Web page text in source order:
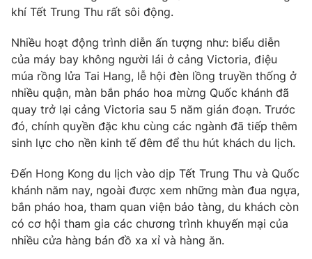
Video Shorts video
VTV Money VTV Thể thao
VTV Sức khoẻ Bất động sản
Thị trường 24h Tấm lòng Việt
VTV4 Vươn mình bằng AI
VTV9 VTV8
khí Tết Trung Thu rất sôi động.
Nhiều hoạt động trình diễn ấn tượng như: biểu diễn
của máy bay không người lái ở cảng Victoria, điệu
múa rồng lửa Tai Hang, lễ hội đèn lồng truyền thống ở
nhiều quận, màn bắn pháo hoa mừng Quốc khánh đã
quay trở lại cảng Victoria sau 5 năm gián đoạn. Trước
đó, chính quyền đặc khu cùng các ngành đã tiếp thêm
sinh lực cho nền kinh tế đêm để thu hút khách du lịch.
Đến Hong Kong du lịch vào dịp Tết Trung Thu và Quốc
khánh năm nay, ngoài được xem những màn đua ngựa,
bắn pháo hoa, tham quan viện bảo tàng, du khách còn
có cơ hội tham gia các chương trình khuyến mại của
nhiều cửa hàng bán đồ xa xỉ và hàng ăn.